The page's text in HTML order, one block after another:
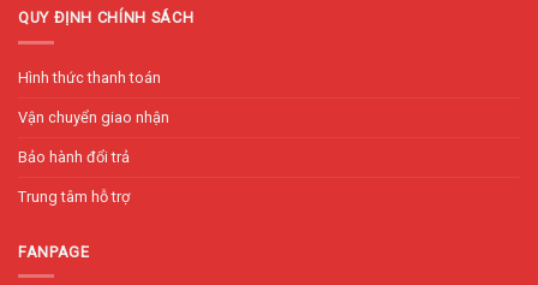
QUY ĐỊNH CHÍNH SÁCH
Hình thức thanh toán
Vận chuyển giao nhận
Bảo hành đổi trả
Trung tâm hỗ trợ
FANPAGE